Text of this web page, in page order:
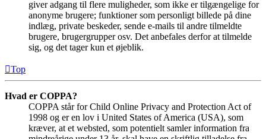
giver adgang til flere muligheder, som ikke er tilgængelige for
anonyme brugere; funktioner som personligt billede på dine
indlæg, private beskeder, sende e-mails til andre tilmeldte
brugere, brugergrupper osv. Det anbefales derfor at tilmelde
sig, og det tager kun et øjeblik.
Top
Hvad er COPPA?
COPPA står for Child Online Privacy and Protection Act of
1998 og er en lov i United States of America (USA), som
kræver, at et websted, som potentielt samler information fra